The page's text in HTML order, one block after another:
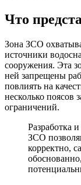
Что
Зона ЗСО
источники
сооружения. Эта
ней запрещены
повлиять на
несколько поясов
ограничений.
Разработка
ЗСО
корректно,